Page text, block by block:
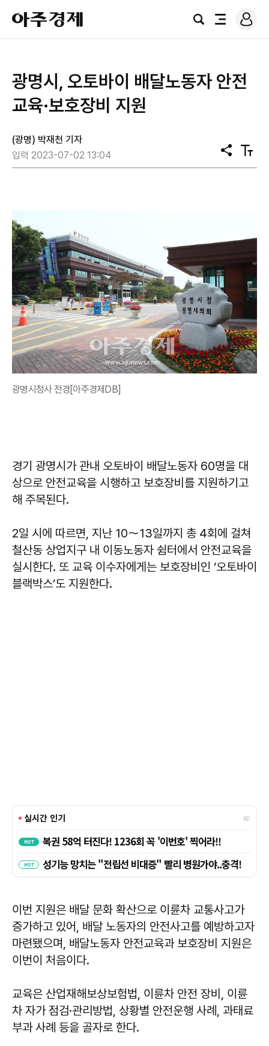
아
주
경
검
전
로
그
광명시, 오토바이 배달노동자 안전
교육·보호장비 지원
(광명) 박재천 기자
입력 2023-07-02 13:04
공
유
텍
스
광명시청사 전경[아주경제DB]
경기 광명시가 관내 오토바이 배달노동자 60명을 대
상으로 안전교육을 시행하고 보호장비를 지원하기고
해 주목된다.
2일 시에 따르면, 지난 10～13일까지 총 4회에 걸쳐
철산동 상업지구 내 이동노동자 쉼터에서 안전교육을
실시한다. 또 교육 이수자에게는 보호장비인 ‘오토바이
블랙박스’도 지원한다.
이번 지원은 배달 문화 확산으로 이륜차 교통사고가
증가하고 있어, 배달 노동자의 안전사고를 예방하고자
마련됐으며, 배달노동자 안전교육과 보호장비 지원은
이번이 처음이다.
교육은 산업재해보상보험법, 이륜차 안전 장비, 이륜
차 자가 점검·관리방법, 상황별 안전운행 사례, 과태료
부과 사례 등을 골자로 한다.